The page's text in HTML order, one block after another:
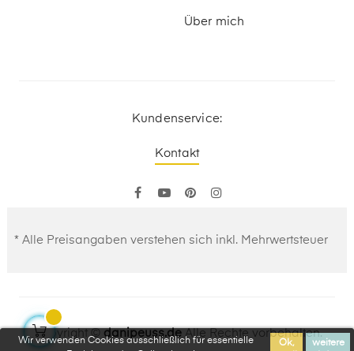
Wir verwenden Cookies ausschließlich für essentielle
Ok, weitere
Über mich
Kundenservice:
Kontakt
FacebookYouTubePinterest
* Alle Preisangaben verstehen sich inkl. Mehrwertsteuer
Copyright © danipeuss.deAlle Rechte vorbehalten.